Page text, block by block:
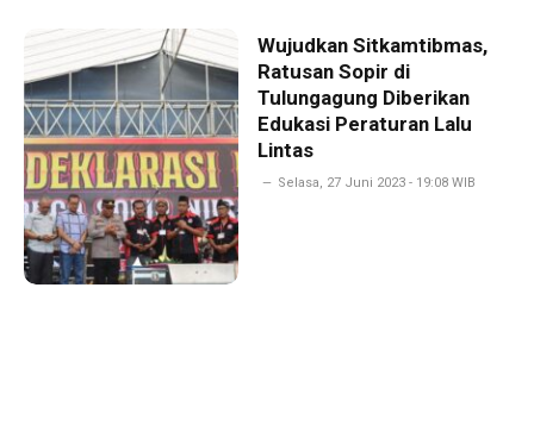
Wujudkan Sitkamtibmas,
Ratusan Sopir di
Tulungagung Diberikan
Edukasi Peraturan Lalu
Lintas
Selasa, 27 Juni 2023 - 19:08 WIB